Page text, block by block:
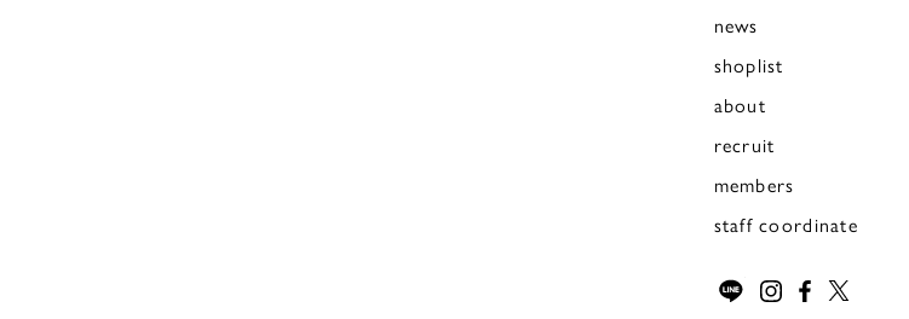
news
shoplist
about
recruit
members
staff coordinate